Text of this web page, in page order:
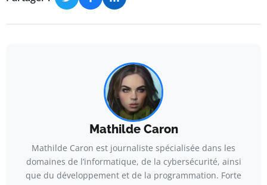
Mathilde Caron
Mathilde Caron est journaliste spécialisée dans les
domaines de l’informatique, de la cybersécurité, ainsi
que du développement et de la programmation. Forte